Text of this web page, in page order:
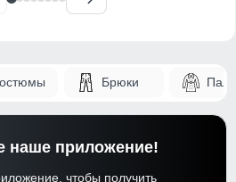
Брюки
наше приложение!
чтобы получить